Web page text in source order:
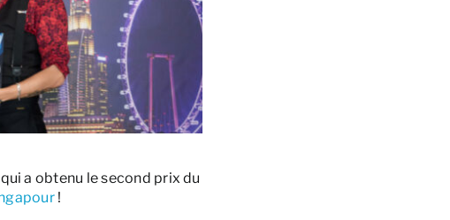
qui a obtenu le second prix du
!